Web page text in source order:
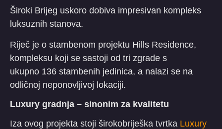
Široki Brijeg uskoro dobiva impresivan kompleks
luksuznih stanova.
Riječ je o stambenom projektu Hills Residence,
kompleksu koji se sastoji od tri zgrade s
ukupno 136 stambenih jedinica, a nalazi se na
odličnoj neponovljivoj lokaciji.
Luxury gradnja – sinonim za kvalitetu
Iza ovog projekta stoji širokobriješka tvrtka Luxury